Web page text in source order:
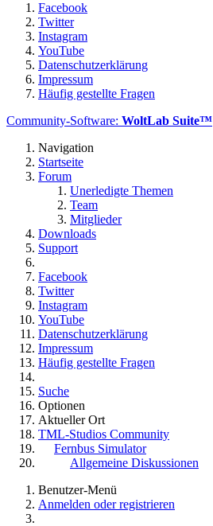
Facebook
Twitter
Instagram
YouTube
Datenschutzerklärung
Impressum
Häufig gestellte Fragen
Community-Software: WoltLab Suite™
Navigation
Startseite
Forum
Unerledigte Themen
Team
Mitglieder
Downloads
Support
Facebook
Twitter
Instagram
YouTube
Datenschutzerklärung
Impressum
Häufig gestellte Fragen
Suche
Optionen
Aktueller Ort
TML-Studios Community
Fernbus Simulator
Allgemeine Diskussionen
Benutzer-Menü
Anmelden oder registrieren